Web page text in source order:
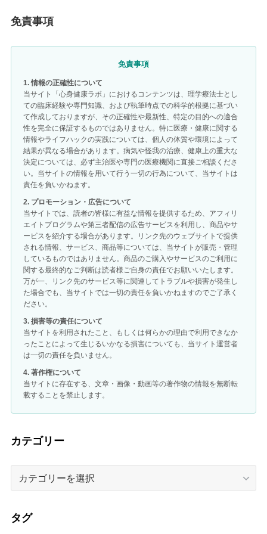
免責事項
免責事項
1. 情報の正確性について
当サイト「心身健康ラボ」におけるコンテンツは、理学療法士とし
ての臨床経験や専門知識、および執筆時点での科学的根拠に基づい
て作成しておりますが、その正確性や最新性、特定の目的への適合
性を完全に保証するものではありません。特に医療・健康に関する
情報やライフハックの実践については、個人の体質や環境によって
結果が異なる場合があります。病気や怪我の治療、健康上の重大な
決定については、必ず主治医や専門の医療機関に直接ご相談くださ
い。当サイトの情報を用いて行う一切の行為について、当サイトは
責任を負いかねます。
2. プロモーション・広告について
当サイトでは、読者の皆様に有益な情報を提供するため、アフィリ
エイトプログラムや第三者配信の広告サービスを利用し、商品やサ
ービスを紹介する場合があります。リンク先のウェブサイトで提供
される情報、サービス、商品等については、当サイトが販売・管理
しているものではありません。商品のご購入やサービスのご利用に
関する最終的なご判断は読者様ご自身の責任でお願いいたします。
万が一、リンク先のサービス等に関連してトラブルや損害が発生し
た場合でも、当サイトでは一切の責任を負いかねますのでご了承く
ださい。
3. 損害等の責任について
当サイトを利用されたこと、もしくは何らかの理由で利用できなか
ったことによって生じるいかなる損害についても、当サイト運営者
は一切の責任を負いません。
4. 著作権について
当サイトに存在する、文章・画像・動画等の著作物の情報を無断転
載することを禁止します。
カテゴリー
リ
タグ